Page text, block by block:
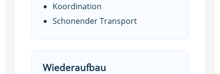
Koordination
Schonender Transport
Wiederaufbau